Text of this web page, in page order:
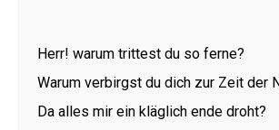
Herr! warum trittest du so ferne?
Warum verbirgst du dich zur Zeit der
Da alles mir ein kläglich ende droht?